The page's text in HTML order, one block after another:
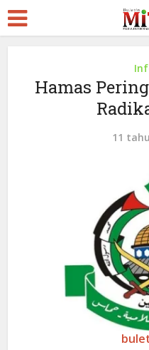
Hamas
11